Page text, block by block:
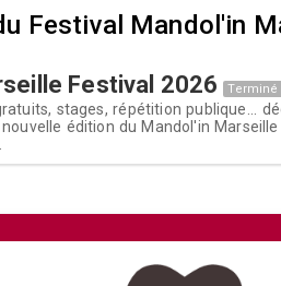
Festival Mandol'in
Festival 2026 Terminé
stages, répétition publique...
édition du Mandol'in Marseille